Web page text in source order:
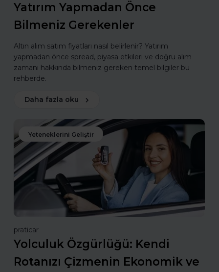
Yatırım Yapmadan Önce
Bilmeniz Gerekenler
Altın alım satım fiyatları nasıl belirlenir? Yatırım
yapmadan önce spread, piyasa etkileri ve doğru alım
zamanı hakkında bilmeniz gereken temel bilgiler bu
rehberde.
Daha fazla oku
Yeteneklerini Geliştir
praticar
Yolculuk Özgürlüğü: Kendi
Rotanızı Çizmenin Ekonomik ve